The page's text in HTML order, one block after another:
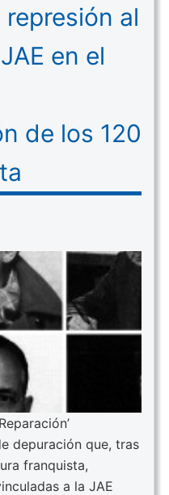
al
en el
de los 120
depuración que, tras
franquista,
a la JAE